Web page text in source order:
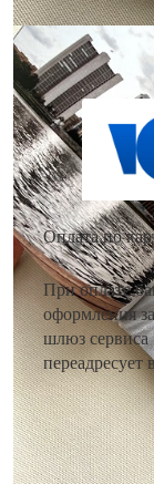
Оплата по
При оплате
оформления
шлюз сервиса
переадресует